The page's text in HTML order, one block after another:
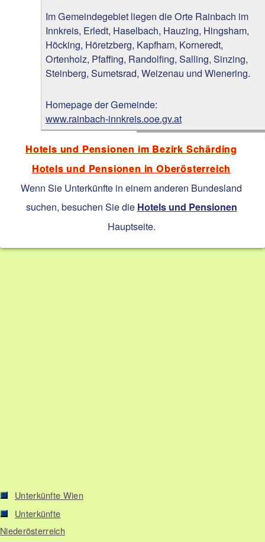
Im Gemeindegebiet liegen die Orte Rainbach im
Innkreis, Erledt, Haselbach, Hauzing, Hingsham,
Höcking, Höretzberg, Kapfham, Korneredt,
Ortenholz, Pfaffing, Randolfing, Salling, Sinzing,
Steinberg, Sumetsrad, Weizenau und Wienering.
Homepage der Gemeinde:
www.rainbach-innkreis.ooe.gv.at
Hotels und Pensionen im Bezirk Schärding
Hotels und Pensionen in Oberösterreich
Wenn Sie Unterkünfte in einem anderen Bundesland
suchen, besuchen Sie die Hotels und Pensionen
Hauptseite.
Unterkünfte Wien
Unterkünfte
Niederösterreich